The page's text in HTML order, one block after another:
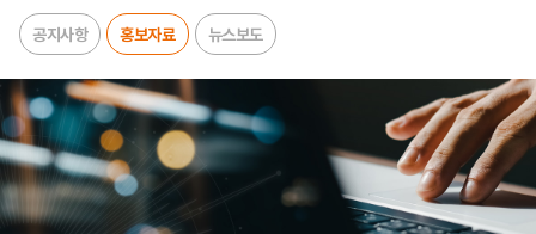
공지사항 홍보자료 뉴스보도